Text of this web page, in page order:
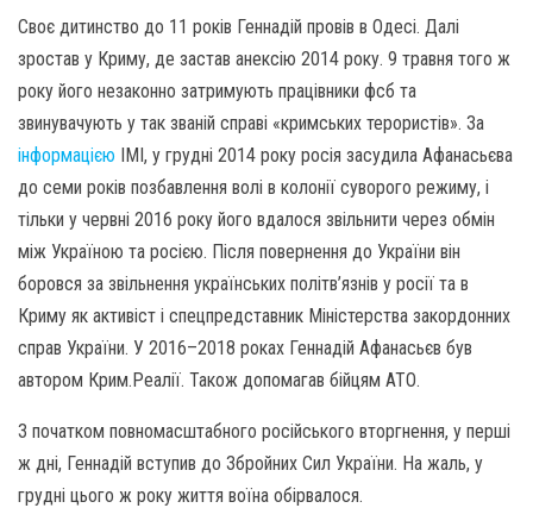
Своє дитинство до 11 років Геннадій провів в Одесі. Далі
зростав у Криму, де застав анексію 2014 року. 9 травня того ж
року його незаконно затримують працівники фсб та
звинувачують у так званій справі «кримських терористів». За
інформацією ІМІ, у грудні 2014 року росія засудила Афанасьєва
до семи років позбавлення волі в колонії суворого режиму, і
тільки у червні 2016 року його вдалося звільнити через обмін
між Україною та росією. Після повернення до України він
боровся за звільнення українських політв’язнів у росії та в
Криму як активіст і спецпредставник Міністерства закордонних
справ України. У 2016–2018 роках Геннадій Афанасьєв був
автором Крим.Реалії. Також допомагав бійцям АТО.
З початком повномасштабного російського вторгнення, у перші
ж дні, Геннадій вступив до Збройних Сил України. На жаль, у
грудні цього ж року життя воїна обірвалося.